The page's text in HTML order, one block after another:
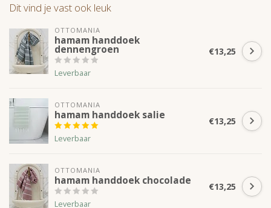
Dit vind je vast ook leuk
OTTOMANIA
hamam handdoek
dennengroen
Leverbaar
€13,25
OTTOMANIA
hamam handdoek salie
Leverbaar
€13,25
OTTOMANIA
hamam handdoek chocolade
Leverbaar
€13,25